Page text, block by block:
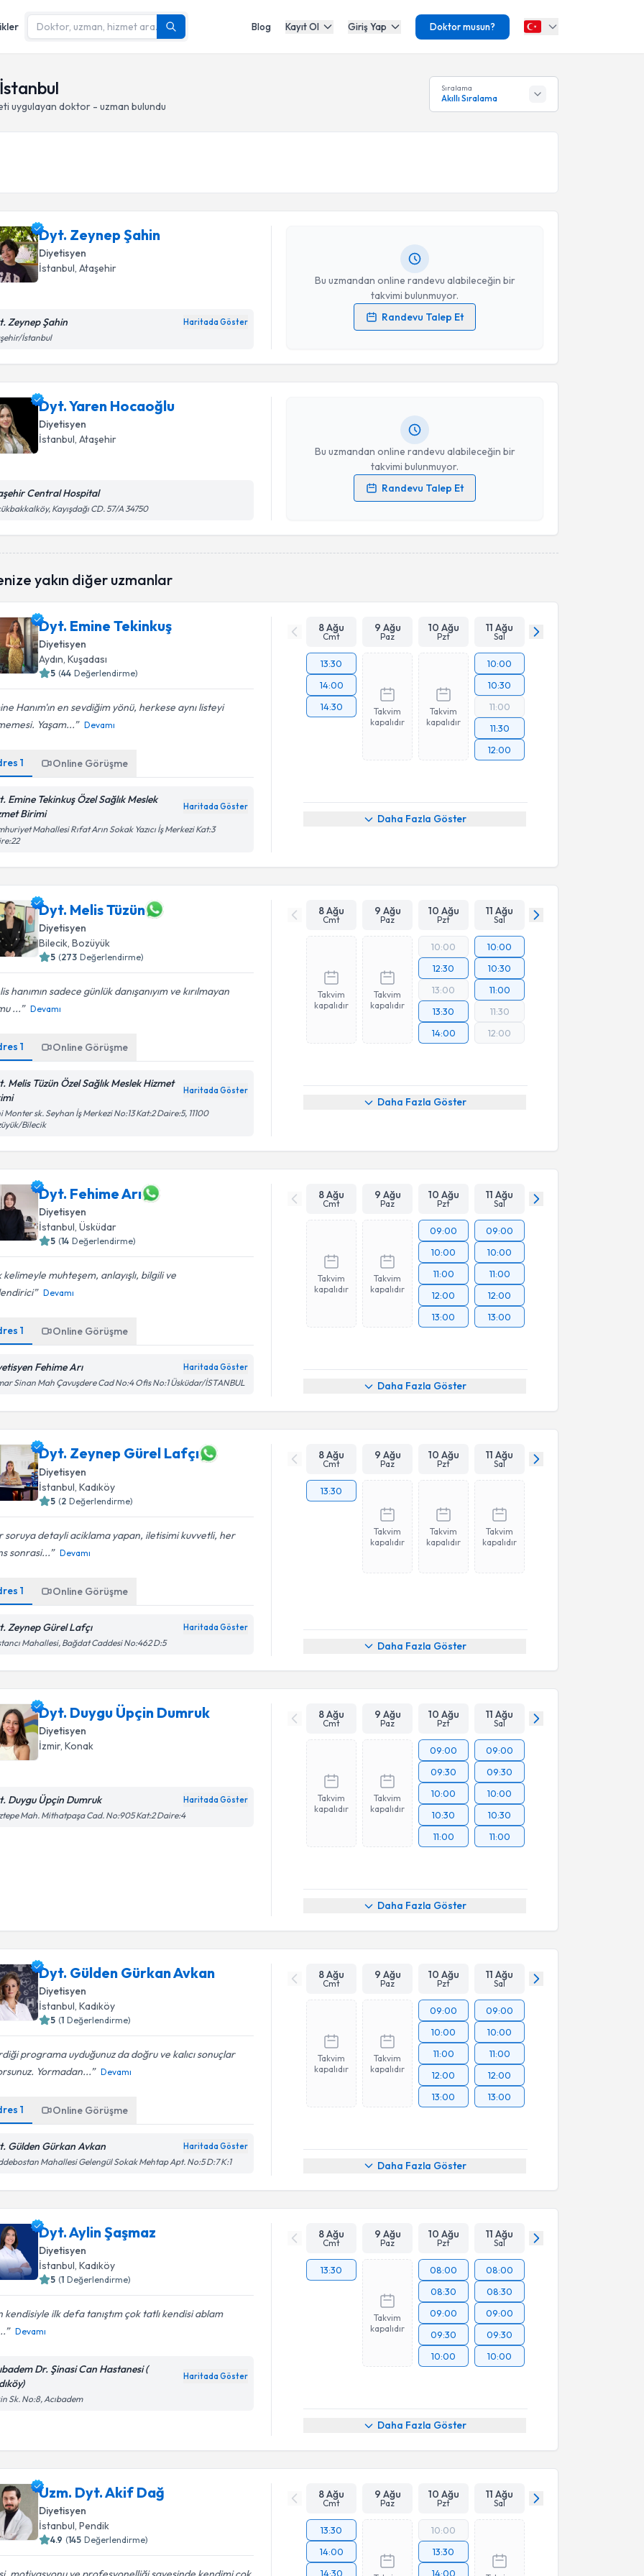
Blog Kayıt Ol Giriş Yap Doktor musun?
uygulayan doktor - uzman bulundu
Sıralama
Akıllı Sıralama
Dyt. Zeynep Şahin
Diyetisyen
İstanbul, Ataşehir
Zeynep Şahin Haritada Göster
İstanbul
Bu uzmandan online randevu alabileceğin bir
takvimi bulunmuyor.
Randevu Talep Et
Kişisel verilerimin işlenmesine ilişkinAydınlatma Metni
işlenmesini kabul ediyorum.
Dyt. Yaren Hocaoğlu
Diyetisyen
İstanbul, Ataşehir
Central Hospital
Kayışdağı CD. 57/A 34750
Bu uzmandan online randevu alabileceğin bir
takvimi bulunmuyor.
Randevu Talep Et
Randevu Takvimi Talebi
Kişisel verilerimin işlenmesine ilişkinAydınlatma Metni
işlenmesini kabul ediyorum.
yakın diğer uzmanlar
Dyt. Emine Tekinkuş
Diyetisyen
Aydın, Kuşadası
5 (44 Değerlendirme)
Hanım'ın en sevdiğim yönü, herkese aynı listeyi
Yaşam...
Devamı
1 Online Görüşme
Emine Tekinkuş Özel Sağlık Meslek
Birimi
Haritada Göster
Mahallesi Rıfat Arın Sokak Yazıcı İş Merkezi Kat:3
8 Ağu
Cmt
9 Ağu
Paz
10 Ağu
Pzt
11 Ağu
Sal
13:30
14:00
14:30
Takvim
kapalıdır
Takvim
kapalıdır
10:00
10:30
11:00
11:30
12:00
Daha Fazla Göster
Dyt. Melis Tüzün
Diyetisyen
Bilecik, Bozüyük
5 (273 Değerlendirme)
hanımın sadece günlük danışanıyım ve kırılmayan
...
Devamı
1 Online Görüşme
Melis Tüzün Özel Sağlık Meslek Hizmet
Haritada Göster
Monter sk. Seyhan İş Merkezi No:13 Kat:2 Daire:5, 11100
Bilecik
8 Ağu
Cmt
9 Ağu
Paz
10 Ağu
Pzt
11 Ağu
Sal
Takvim
kapalıdır
Takvim
kapalıdır
10:00
12:30
13:00
13:30
14:00
10:00
10:30
11:00
11:30
12:00
Daha Fazla Göster
Dyt. Fehime Arı
Diyetisyen
İstanbul, Üsküdar
5 (14 Değerlendirme)
kelimeyle muhteşem, anlayışlı, bilgili ve
Devamı
1 Online Görüşme
Fehime Arı Haritada Göster
Sinan Mah Çavuşdere Cad No:4 Ofis No:1 Üsküdar/İSTANBUL
8 Ağu
Cmt
9 Ağu
Paz
10 Ağu
Pzt
11 Ağu
Sal
Takvim
kapalıdır
Takvim
kapalıdır
09:00
10:00
11:00
12:00
13:00
09:00
10:00
11:00
12:00
13:00
Daha Fazla Göster
Dyt. Zeynep Gürel Lafçı
Diyetisyen
İstanbul , Kadıköy
5 (2 Değerlendirme)
soruya detayli aciklama yapan, iletisimi kuvvetli, her
sonrasi...
Devamı
1 Online Görüşme
Zeynep Gürel Lafçı Haritada Göster
Mahallesi, Bağdat Caddesi No:462 D:5
8 Ağu
Cmt
9 Ağu
Paz
10 Ağu
Pzt
11 Ağu
Sal
13:30
Takvim
kapalıdır
Takvim
kapalıdır
Takvim
kapalıdır
Daha Fazla Göster
Dyt. Duygu Üpçin Dumruk
Diyetisyen
İzmir, Konak
Duygu Üpçin Dumruk Haritada Göster
Mah. Mithatpaşa Cad. No:905 Kat:2 Daire:4
8 Ağu
Cmt
9 Ağu
Paz
10 Ağu
Pzt
11 Ağu
Sal
Takvim
kapalıdır
Takvim
kapalıdır
09:00
09:30
10:00
10:30
11:00
09:00
09:30
10:00
10:30
11:00
Daha Fazla Göster
Dyt. Gülden Gürkan Avkan
Diyetisyen
İstanbul , Kadıköy
5 (1 Değerlendirme)
programa uyduğunuz da doğru ve kalıcı sonuçlar
Yormadan...
Devamı
1 Online Görüşme
Gülden Gürkan Avkan Haritada Göster
Mahallesi Gelengül Sokak Mehtap Apt. No:5 D:7 K:1
8 Ağu
Cmt
9 Ağu
Paz
10 Ağu
Pzt
11 Ağu
Sal
Takvim
kapalıdır
Takvim
kapalıdır
09:00
10:00
11:00
12:00
13:00
09:00
10:00
11:00
12:00
13:00
Daha Fazla Göster
Dyt. Aylin Şaşmaz
Diyetisyen
İstanbul, Kadıköy
5 (1 Değerlendirme)
kendisiyle ilk defa tanıştım çok tatlı kendisi ablam
Devamı
Dr. Şinasi Can Hastanesi (
Haritada Göster
Sk. No:8, Acıbadem
8 Ağu
Cmt
9 Ağu
Paz
10 Ağu
Pzt
11 Ağu
Sal
13:30
Takvim
kapalıdır
08:00
08:30
09:00
09:30
10:00
08:00
08:30
09:00
09:30
10:00
Daha Fazla Göster
Uzm. Dyt. Akif Dağ
Diyetisyen
İstanbul , Pendik
4.9 (145 Değerlendirme)
8 Ağu
Cmt
9 Ağu
Paz
10 Ağu
Pzt
11 Ağu
Sal
13:30
14:00
14:30
10:00
13:30
14:00